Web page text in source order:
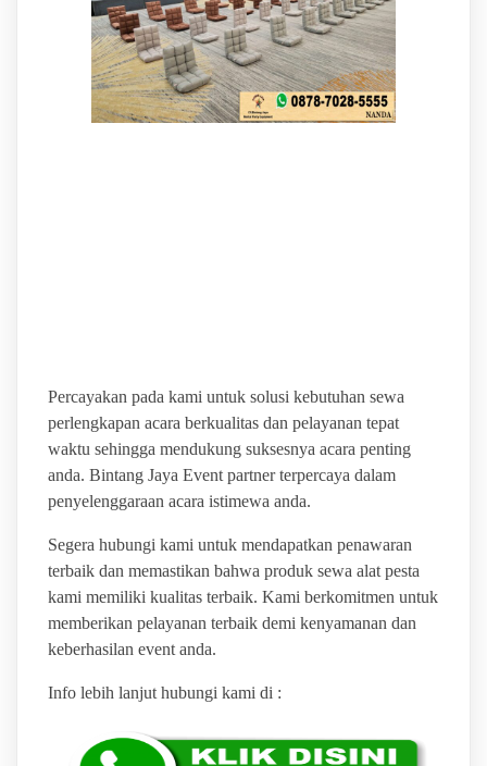
Percayakan pada kami untuk solusi kebutuhan sewa
perlengkapan acara berkualitas dan pelayanan tepat
waktu sehingga mendukung suksesnya acara penting
anda. Bintang Jaya Event partner terpercaya dalam
penyelenggaraan acara istimewa anda.
Segera hubungi kami untuk mendapatkan penawaran
terbaik dan memastikan bahwa produk sewa alat pesta
kami memiliki kualitas terbaik. Kami berkomitmen untuk
memberikan pelayanan terbaik demi kenyamanan dan
keberhasilan event anda.
Info lebih lanjut hubungi kami di :